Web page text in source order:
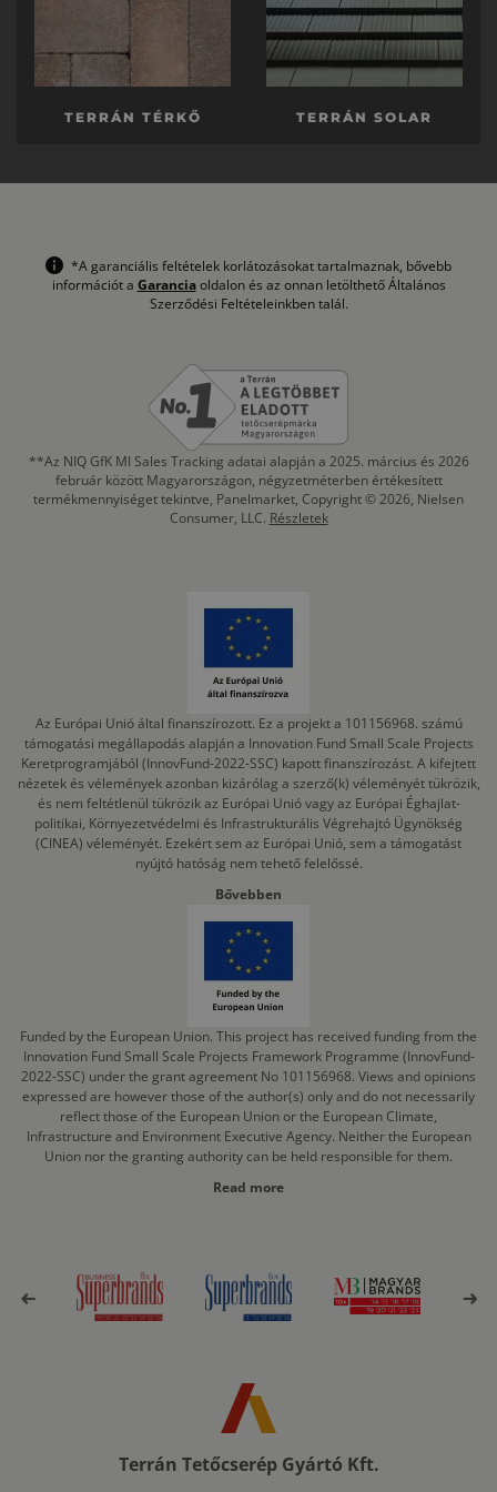
TERRÁN TÉRKŐ TERRÁN SOLAR
*A garanciális feltételek korlátozásokat tartalmaznak, bővebb
információt a Garanciaoldalon és az onnan letölthető Általános
Szerződési Feltételeinkben talál.
**Az NIQ GfK MI Sales Tracking adatai alapján a 2025. március és 2026
február között Magyarországon, négyzetméterben értékesített
termékmennyiséget tekintve, Panelmarket, Copyright © 2026, Nielsen
Consumer, LLC. Részletek
Az Európai Unió által finanszírozott. Ez a projekt a 101156968. számú
támogatási megállapodás alapján a Innovation Fund Small Scale Projects
Keretprogramjából (InnovFund-2022-SSC) kapott finanszírozást. A kifejtett
nézetek és vélemények azonban kizárólag a szerző(k) véleményét tükrözik,
és nem feltétlenül tükrözik az Európai Unió vagy az Európai Éghajlat-
politikai, Környezetvédelmi és Infrastrukturális Végrehajtó Ügynökség
(CINEA) véleményét. Ezekért sem az Európai Unió, sem a támogatást
nyújtó hatóság nem tehető felelőssé.
Bővebben
Funded by the European Union. This project has received funding from the
Innovation Fund Small Scale Projects Framework Programme (InnovFund-
2022-SSC) under the grant agreement No 101156968. Views and opinions
expressed are however those of the author(s) only and do not necessarily
reflect those of the European Union or the European Climate,
Infrastructure and Environment Executive Agency. Neither the European
Union nor the granting authority can be held responsible for them.
Read more
Terrán Tetőcserép Gyártó Kft.